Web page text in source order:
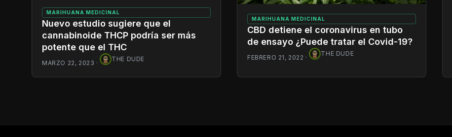
MARIHUANA MEDICINAL
Nuevo estudio sugiere que el
cannabinoide THCP podría ser más
potente que el THC
MARZO 22, 2023 ·
THE DUDE
MARIHUANA MEDICINAL
CBD detiene el coronavirus en tubo
de ensayo ¿Puede tratar el Covid-19?
FEBRERO 21, 2022 ·
THE DUDE